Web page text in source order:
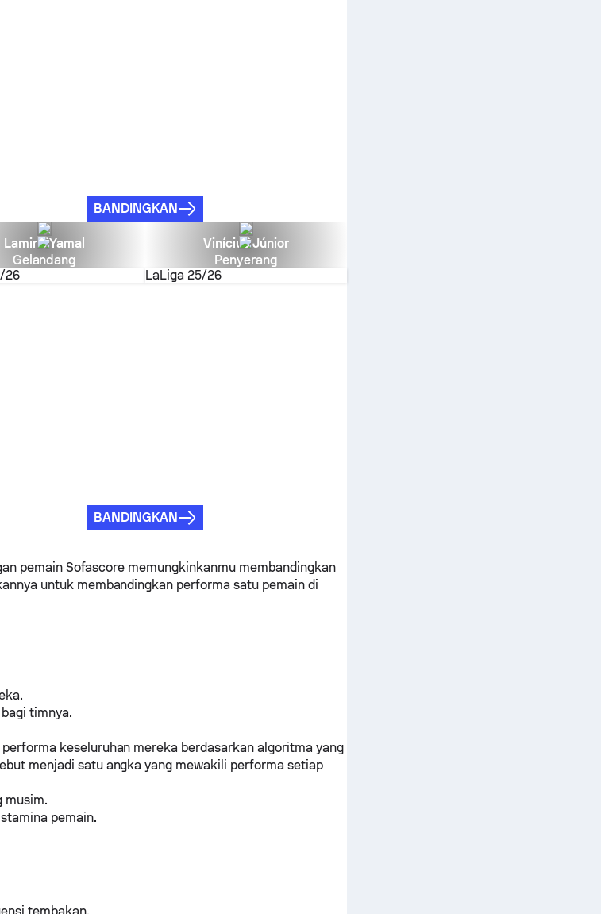
BANDINGKAN
Lamine Yamal
Gelandang
26
Vinícius Júnior
Penyerang
LaLiga 25/26
BANDINGKAN
pemain Sofascore memungkinkanmu membandingkan
untuk membandingkan performa satu pemain di
timnya.
keseluruhan mereka berdasarkan algoritma yang
menjadi satu angka yang mewakili performa setiap
musim.
pemain.
tembakan.